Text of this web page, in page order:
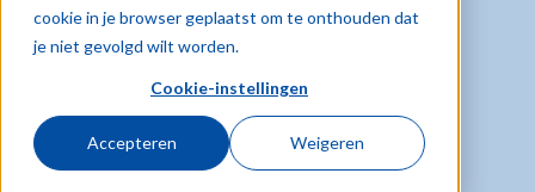
cookie in je browser geplaatst om te onthouden dat
je niet gevolgd wilt worden.
Cookie-instellingen
Accepteren Weigeren